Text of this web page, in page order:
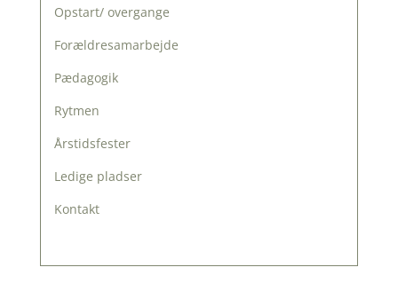
Opstart/ overgange
Forældresamarbejde
Pædagogik
Rytmen
Årstidsfester
Ledige pladser
Kontakt